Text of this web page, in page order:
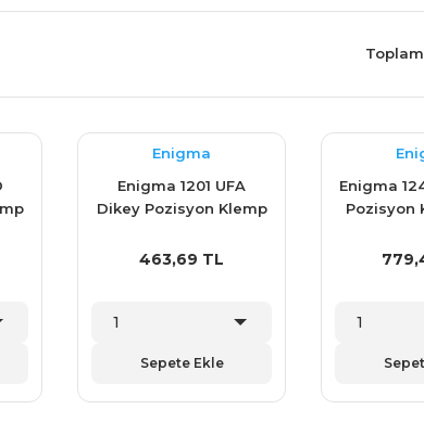
Enigma
Enigma 1201 UFA
Dikey Pozisyon Klemp
463,69 TL
Sepete Ekle
Enigma
Pozisyon